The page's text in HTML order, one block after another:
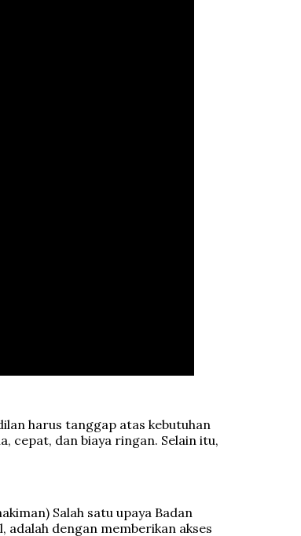
harus tanggap atas kebutuhan
cepat, dan biaya ringan. Selain itu,
Salah satu upaya Badan
dengan memberikan akses